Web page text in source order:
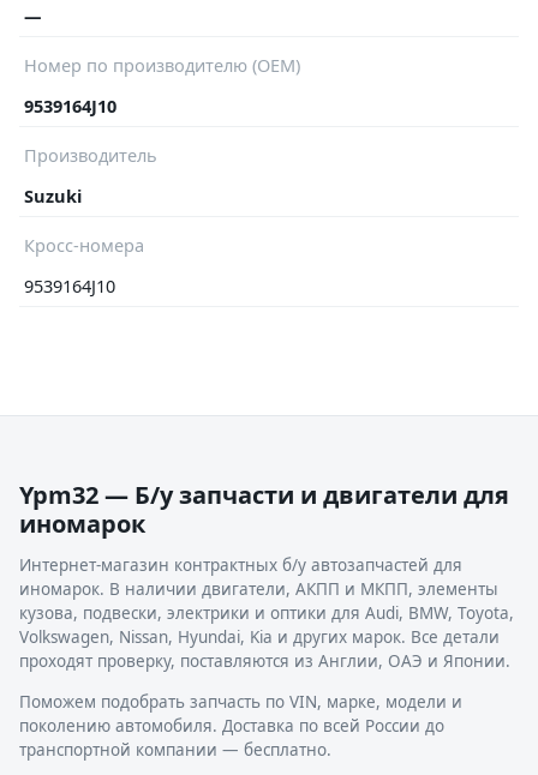
—
Номер по производителю (OEM)
9539164J10
Производитель
Suzuki
Кросс-номера
9539164J10
Ypm32 — Б/у запчасти и двигатели для
иномарок
Интернет-магазин контрактных б/у автозапчастей для
иномарок. В наличии двигатели, АКПП и МКПП, элементы
кузова, подвески, электрики и оптики для Audi, BMW, Toyota,
Volkswagen, Nissan, Hyundai, Kia и других марок. Все детали
проходят проверку, поставляются из Англии, ОАЭ и Японии.
Поможем подобрать запчасть по VIN, марке, модели и
поколению автомобиля. Доставка по всей России до
транспортной компании — бесплатно.